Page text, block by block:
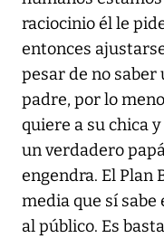
raciocinio él le
entonces
pesar de no
padre, por lo
quiere a su chica
un verdadero
engendra. El Plan
media que sí
al público. Es